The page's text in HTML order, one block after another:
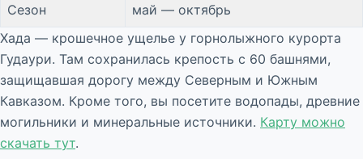
Сезон
май — октябрь
Хада — крошечное ущелье у горнолыжного курорта
Гудаури. Там сохранилась крепость с 60 башнями,
защищавшая дорогу между Северным и Южным
Кавказом. Кроме того, вы посетите водопады, древние
могильники и минеральные источники. Карту можно
скачать тут.